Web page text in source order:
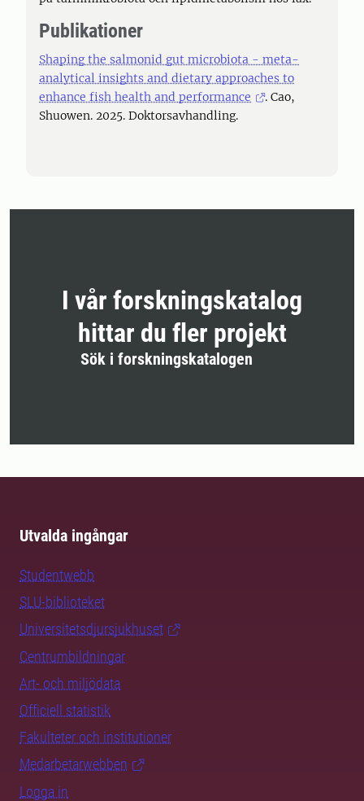
Publikationer
Shaping the salmonid gut microbiota - meta-
analytical insights and dietary approaches to
enhance fish health and performance
. Cao,
Shuowen. 2025. Doktorsavhandling.
I vår forskningskatalog
hittar du fler projekt
Sök i forskningskatalogen
Utvalda ingångar
Studentwebb
SLU-biblioteket
Universitetsdjursjukhuset
Centrumbildningar
Art- och miljödata
Officiell statistik
Fakulteter och institutioner
Medarbetarwebben
Logga in